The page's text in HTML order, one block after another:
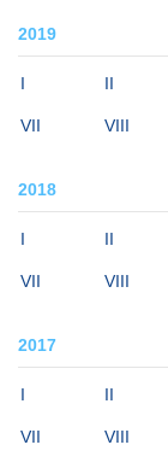
2019
I II
VII VIII
2018
I II
VII VIII
2017
I II
VII VIII